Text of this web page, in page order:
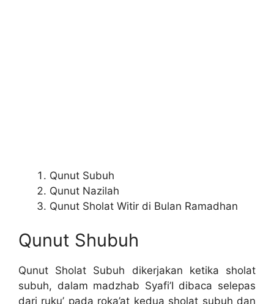
Qunut Subuh
Qunut Nazilah
Qunut Sholat Witir di Bulan Ramadhan
Qunut Shubuh
Qunut Sholat Subuh dikerjakan ketika sholat
subuh, dalam madzhab Syafi’I dibaca selepas
dari ruku’ pada roka’at kedua sholat subuh dan